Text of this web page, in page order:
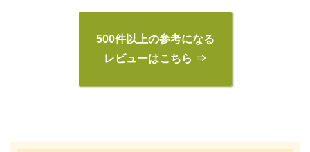
500件以上の参考になる
レビューはこちら ⇒